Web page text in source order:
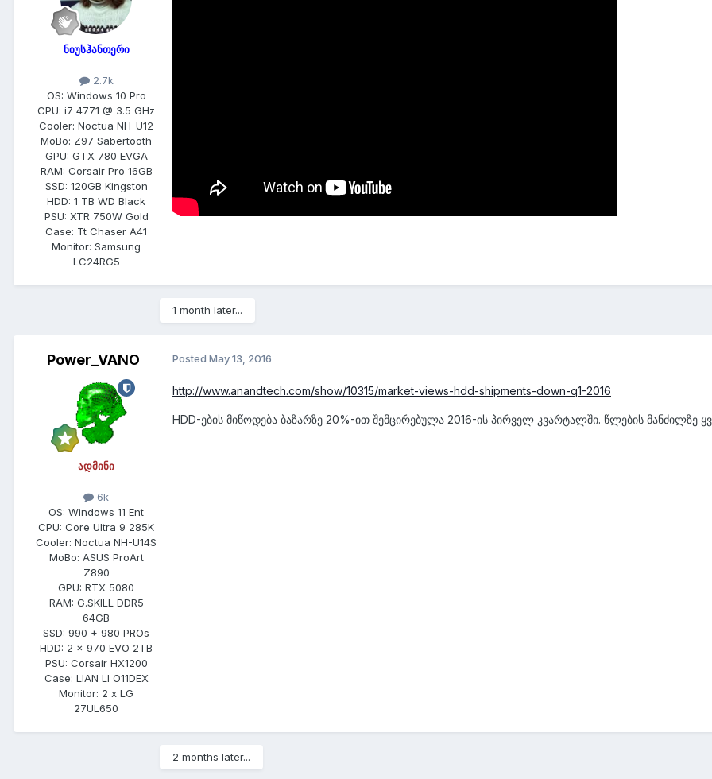
ნიუსჰანთერი
2.7k
OS: Windows 10 Pro
CPU: i7 4771 @ 3.5 GHz
Cooler: Noctua NH-U12
MoBo: Z97 Sabertooth
GPU: GTX 780 EVGA
RAM: Corsair Pro 16GB
SSD: 120GB Kingston
HDD: 1 TB WD Black
PSU: XTR 750W Gold
Case: Tt Chaser A41
Monitor: Samsung
LC24RG5
1 month later...
Power_VANO
ადმინი
6k
OS: Windows 11 Ent
CPU: Core Ultra 9 285K
Cooler: Noctua NH-U14S
MoBo: ASUS ProArt
Z890
GPU: RTX 5080
RAM: G.SKILL DDR5
64GB
SSD: 990 + 980 PROs
HDD: 2 x 970 EVO 2TB
PSU: Corsair HX1200
Case: LIAN LI O11DEX
Monitor: 2 x LG
27UL650
Posted May 13, 2016
http://www.anandtech.com/show/10315/market-views-hdd-shipments-down-q1-2016
HDD-ების მიწოდება ბაზარზე 20%-ით შემცირებულა 2016-ის პირველ კვარტალში. წლების მანძილზე
2 months later...